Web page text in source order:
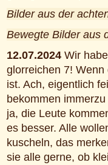
Bilder aus der
Bewegte Bilder aus
12.07.2024 Wir
glorreichen 7!
ist. Ach, eigentlich
bekommen
ja, die Leute
es besser. Alle
kuscheln, das
sie alle gerne, ob